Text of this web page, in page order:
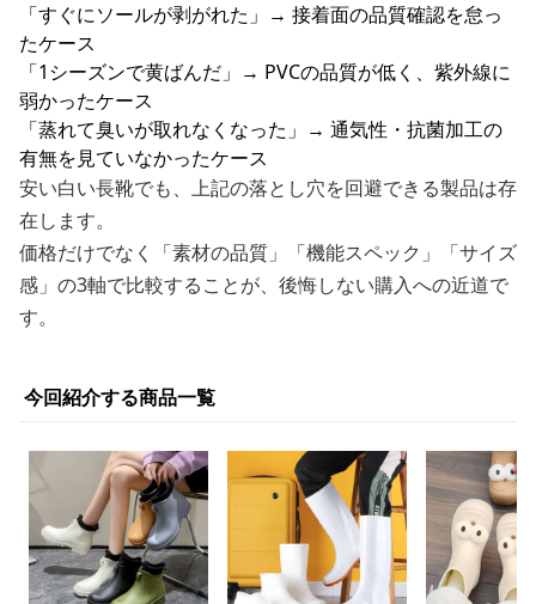
「すぐにソールが剥がれた」→ 接着面の品質確認を怠っ
たケース
「1シーズンで黄ばんだ」→ PVCの品質が低く、紫外線に
弱かったケース
「蒸れて臭いが取れなくなった」→ 通気性・抗菌加工の
有無を見ていなかったケース
安い白い長靴でも、上記の落とし穴を回避できる製品は存
在します。
価格だけでなく「素材の品質」「機能スペック」「サイズ
感」の3軸で比較することが、後悔しない購入への近道で
す。
今回紹介する商品一覧